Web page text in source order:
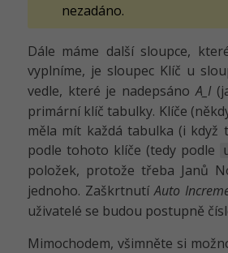
nezadáno.
Dále máme další sloupce,
vyplníme, je sloupec Klíč u
vedle, které je nadepsánoA_I
primární klíč tabulky. Klíče
měla mít každá tabulka (i když
podle tohoto klíče (tedy podle
položek, protože třeba Janů
jednoho. ZaškrtnutíAuto
uživatelé se budou postupně
Mimochodem, všimněte si